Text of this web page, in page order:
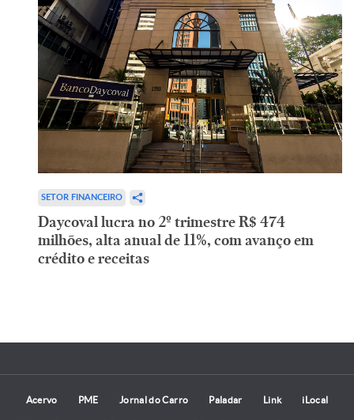
SETOR FINANCEIRO
Daycoval lucra no 2º trimestre R$ 474
milhões, alta anual de 11%, com avanço em
crédito e receitas
Acervo PME Jornal do Carro Paladar Link iLocal